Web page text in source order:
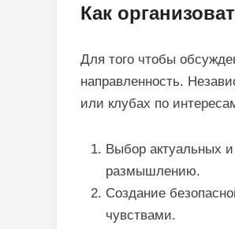
Как
Для того чтобы
направленность.
или клубах по
Выбор актуальных
размышлению.
Создание
чувствами.